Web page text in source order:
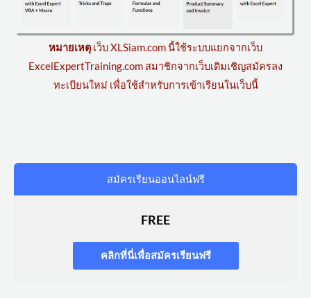
หมายเหตุ เว็บ XLSiam.com นี้ใช้ระบบแยกจากเว็บ
ExcelExpertTraining.com สมาชิกจากเว็บเดิมเชิญสมัครลง
ทะเบียนใหม่ เพื่อใช้สำหรับการเข้าเรียนในเว็บนี้
สมัครเรียนออนไลน์ฟรี
FREE
คลิกที่นี่เพื่อสมัครเรียนฟรี